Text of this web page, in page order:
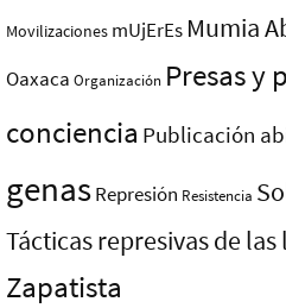
Movilizaciones mUjErEs Mumia
Oaxaca Organización Presas y
conciencia Publicación
genasRepresión Resistencia
Tácticas represivas de
Zapatista